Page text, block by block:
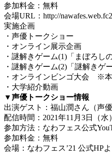
参加料金：無料
会場URL：http://
実施企画
・声優トークショー
・オンライン展示企画
・謎解きゲーム(1)「まぼろし
・謎解きゲーム(2)「謎解きゲ
・オンラインビンゴ大会 ※
・大学紹介動画
▼声優トークショー情報
出演ゲスト：福山潤さん（声優
配信時間：2021年11月3日（水
参加方法：なわフェス公式
参加料金：無料
会場：なわフェス’21 公式HP